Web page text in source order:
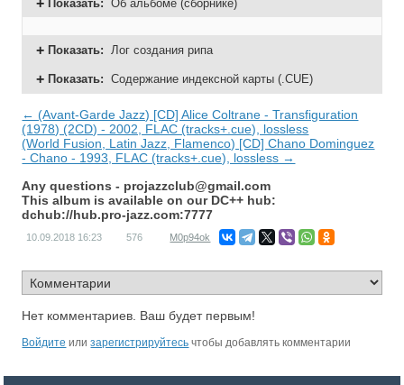
Показать: Об альбоме (сборнике)
Показать: Лог создания рипа
Показать: Содержание индексной карты (.CUE)
← (Avant-Garde Jazz) [CD] Alice Coltrane - Transfiguration
(1978) (2CD) - 2002, FLAC (tracks+.cue), lossless
(World Fusion, Latin Jazz, Flamenco) [CD] Chano Dominguez
- Chano - 1993, FLAC (tracks+.cue), lossless →
Any questions - projazzclub@gmail.com
This album is available on our DC++ hub:
dchub://hub.pro-jazz.com:7777
10.09.2018 16:23 576 M0p94ok
Нет комментариев. Ваш будет первым!
Войдите илизарегистрируйтесь чтобы добавлять комментарии